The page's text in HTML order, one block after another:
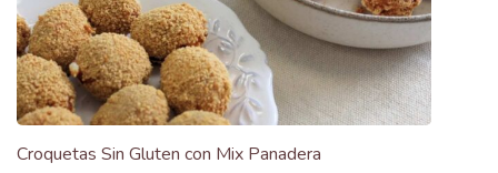
Croquetas Sin Gluten con Mix Panadera